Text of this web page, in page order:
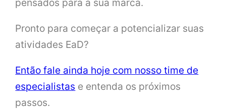
pensados para a sua marca.
Pronto para começar a potencializar suas
atividades EaD?
Então fale ainda hoje com nosso time de
especialistas e entenda os próximos
passos.